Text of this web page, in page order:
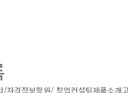
/자격정보학원/ 창업컨설팅제품소개